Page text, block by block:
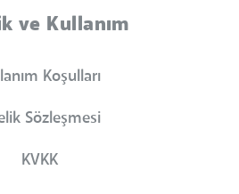
ve Kullanım
Koşulları
Sözleşmesi
KVKK